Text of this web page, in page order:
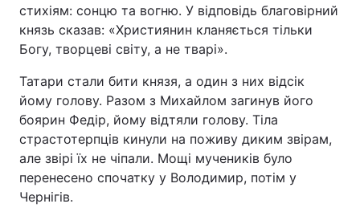
стихіям: сонцю та вогню. У відповідь благовірний
князь сказав: «Християнин кланяється тільки
Богу, творцеві світу, а не тварі».
Татари стали бити князя, а один з них відсік
йому голову. Разом з Михайлом загинув його
боярин Федір, йому відтяли голову. Тіла
страстотерпців кинули на поживу диким звірам,
але звірі їх не чіпали. Мощі мучеників було
перенесено спочатку у Володимир, потім у
Чернігів.